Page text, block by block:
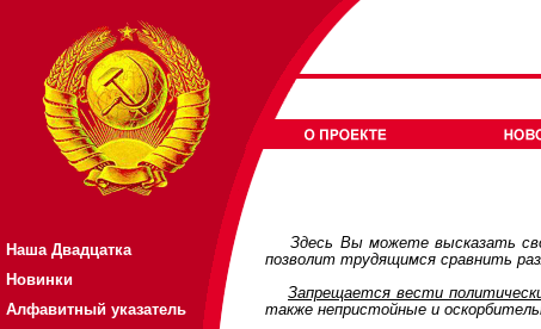
Наша Двадцатка
Новинки
Алфавитный указатель
Здесь Вы можете высказать
позволит трудящимся сравнить
Запрещается вести
также непристойные и